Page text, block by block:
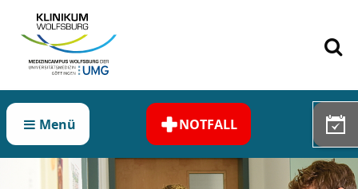
Menü NOTFALL